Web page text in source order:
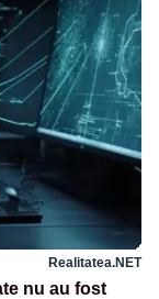
Realitatea.NET
nu au fost